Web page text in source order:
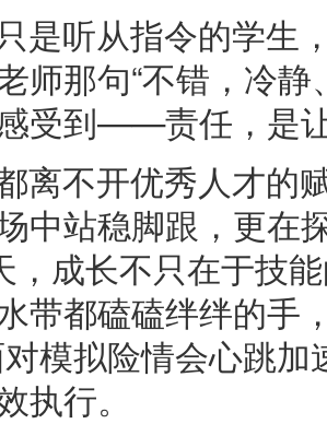
是听从指令的学生
师那句“不错，冷
受到——责任，是
离不开优秀人才的
中站稳脚跟，更在
，成长不只在于技
带都磕磕绊绊的手
模拟险情会心跳
执行。